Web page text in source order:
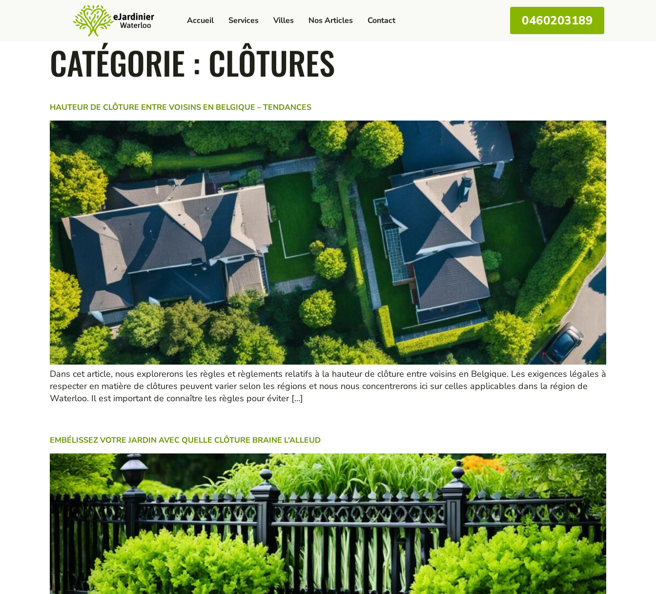
Accueil Services Villes Nos Articles Contact 0460203189
CATÉGORIE : CLÔTURES
HAUTEUR DE CLÔTURE ENTRE VOISINS EN BELGIQUE – TENDANCES
Dans cet article, nous explorerons les règles et règlements relatifs à la hauteur de clôture entre voisins en Belgique. Les exigences légales à
respecter en matière de clôtures peuvent varier selon les régions et nous nous concentrerons ici sur celles applicables dans la région de
Waterloo. Il est important de connaître les règles pour éviter […]
EMBÉLISSEZ VOTRE JARDIN AVEC QUELLE CLÔTURE BRAINE L’ALLEUD